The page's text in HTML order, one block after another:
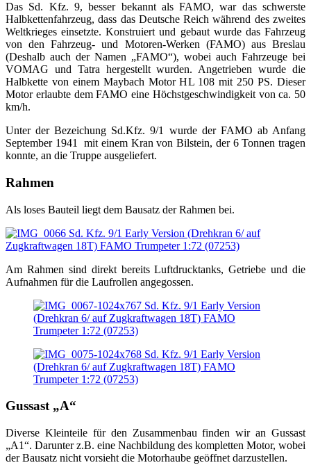
Das Sd. Kfz. 9, besser bekannt als FAMO, war das schwerste
Halbkettenfahrzeug, dass das Deutsche Reich während des zweites
Weltkrieges einsetzte. Konstruiert und gebaut wurde das Fahrzeug
von den Fahrzeug- und Motoren-Werken (FAMO) aus Breslau
(Deshalb auch der Namen „FAMO“), wobei auch Fahrzeuge bei
VOMAG und Tatra hergestellt wurden. Angetrieben wurde die
Halbkette von einem Maybach Motor HL 108 mit 250 PS. Dieser
Motor erlaubte dem FAMO eine Höchstgeschwindigkeit von ca. 50
km/h.
Unter der Bezeichung Sd.Kfz. 9/1 wurde der FAMO ab Anfang
September 1941 mit einem Kran von Bilstein, der 6 Tonnen tragen
konnte, an die Truppe ausgeliefert.
Rahmen
Als loses Bauteil liegt dem Bausatz der Rahmen bei.
Am Rahmen sind direkt bereits Luftdrucktanks, Getriebe und die
Aufnahmen für die Laufrollen angegossen.
Gussast „A“
Diverse Kleinteile für den Zusammenbau finden wir an Gussast
„A1“. Darunter z.B. eine Nachbildung des kompletten Motor, wobei
der Bausatz nicht vorsieht die Motorhaube geöffnet darzustellen.